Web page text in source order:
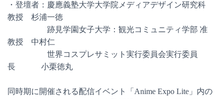
・登壇者：慶應義塾大学大学院メディアデザイン研究科
教授 杉浦一徳
跡見学園女子大学：観光コミュニティ学部 准
教授 中村仁
世界コスプレサミット実行委員会実行委員
長 小栗徳丸
同時期に開催される配信イベント「Anime Expo Lite」内の